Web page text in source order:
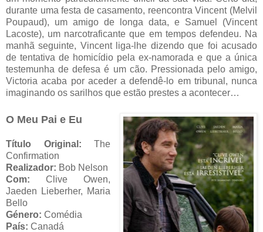
durante uma festa de casamento, reencontra Vincent (Melvil
Poupaud), um amigo de longa data, e Samuel (Vincent
Lacoste), um narcotraficante que em tempos defendeu. Na
manhã seguinte, Vincent liga-lhe dizendo que foi acusado
de tentativa de homicídio pela ex-namorada e que a única
testemunha de defesa é um cão. Pressionada pelo amigo,
Victoria acaba por aceder a defendê-lo em tribunal, nunca
imaginando os sarilhos que estão prestes a acontecer…
O Meu Pai e Eu
Título Original: The
Confirmation
Realizador: Bob Nelson
Com:Clive Owen,
Jaeden Lieberher, Maria
Bello
Género: Comédia
País: Canadá